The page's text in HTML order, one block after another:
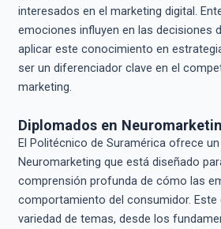
interesados en el marketing digital.
emociones influyen en las decisiones
aplicar este conocimiento en
ser un diferenciador clave en el
marketing.
Diplomados en
El Politécnico de Suramérica ofrece
Neuromarketing que está diseñado
comprensión profunda de cómo las
comportamiento del consumidor. Este
variedad de temas, desde los